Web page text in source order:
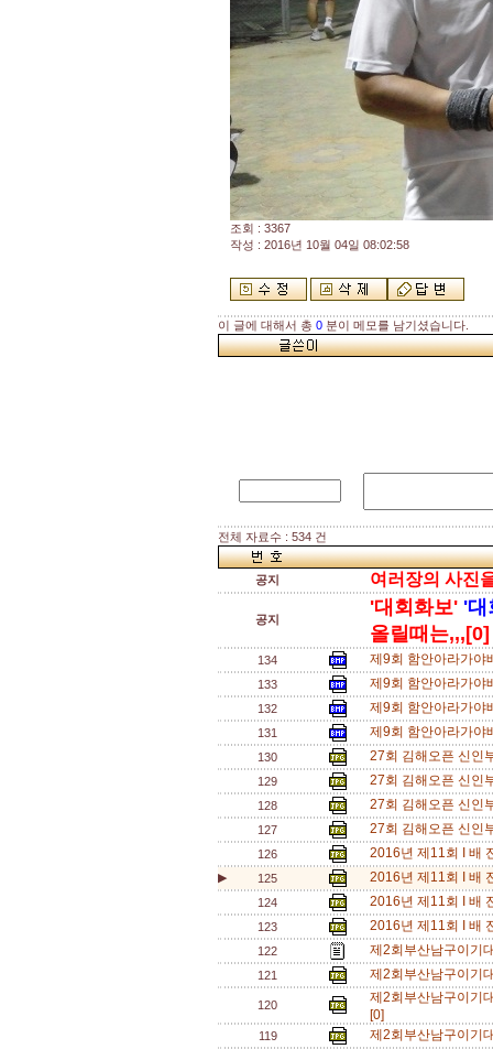
조회 : 3367
작성 : 2016년 10월 04일 08:02:58
이 글에 대해서 총 0 분이 메모를 남기셨습니다.
전체 자료수 : 534 건
공지 여러장의 사진
공지
'대회화보' '대
올릴때는,,,[0]
134 제9회 함안아라가
133 제9회 함안아라가
132 제9회 함안아라가
131 제9회 함안아라가
130 27회 김해오픈 신인
129 27회 김해오픈 신인
128 27회 김해오픈 신인
127 27회 김해오픈 신인
126 2016년 제11회 I 배
▶ 125 2016년 제11회 I 배
124 2016년 제11회 I 배
123 2016년 제11회 I 배
122 제2회부산남구이기
121 제2회부산남구이기
120
제2회부산남구이기
[0]
119 제2회부산남구이기